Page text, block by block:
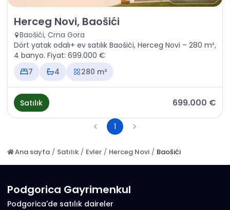
Satılık - Ev Herceg Novi, Baošići
Herceg Novi, Baošići
Baošići, Crna Gora
Dört yatak odalı+ ev satılık Baošići, Herceg Novi – 280 m²,
4 banyo. Fiyat: 699.000 €
7
4 280 m²
Satılık 699.000 €
1
Ana sayfa / Satılık / Evler / Herceg Novi / Baošići
Podgorica Gayrimenkul
Podgorica'de satılık daireler